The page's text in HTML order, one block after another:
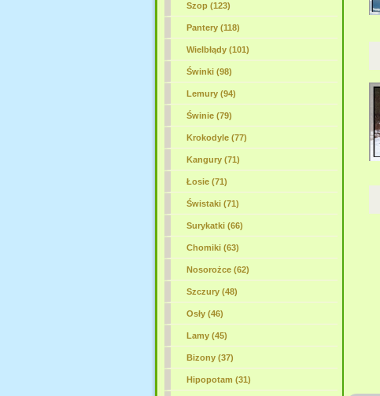
Szop (123)
Pantery (118)
Wielbłądy (101)
Świnki (98)
Lemury (94)
Świnie (79)
Krokodyle (77)
Kangury (71)
Łosie (71)
Świstaki (71)
Surykatki (66)
Chomiki (63)
Nosorożce (62)
Szczury (48)
Osły (46)
Lamy (45)
Bizony (37)
Hipopotam (31)